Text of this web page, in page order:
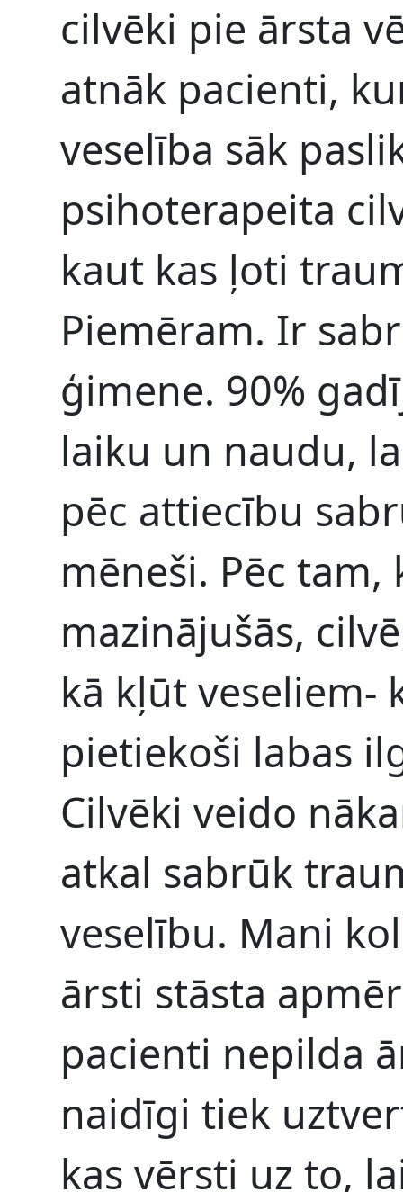
cilvēki pie ārsta
atnāk pacienti,
veselība sāk
psihoterapeita
kaut kas ļoti
Piemēram. Ir
ģimene. 90%
laiku un naudu,
pēc attiecību
mēneši. Pēc tam,
mazinājušās,
kā kļūt veseliem-
pietiekoši labas
Cilvēki veido
atkal sabrūk
veselību. Mani
ārsti stāsta
pacienti nepilda
naidīgi tiek
kas vērsti uz to,